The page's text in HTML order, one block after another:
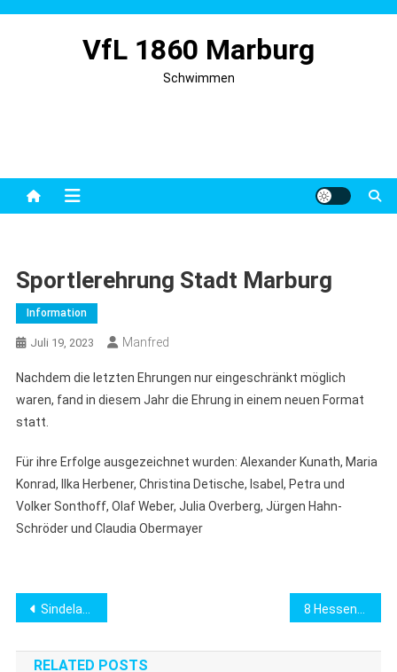
VfL 1860 Marburg
Schwimmen
Sportlerehrung Stadt Marburg
Information
Juli 19, 2023 Manfred
Nachdem die letzten Ehrungen nur eingeschränkt möglich
waren, fand in diesem Jahr die Ehrung in einem neuen Format
statt.
Für ihre Erfolge ausgezeichnet wurden: Alexander Kunath, Maria
Konrad, Ilka Herbener, Christina Detische, Isabel, Petra und
Volker Sonthoff, Olaf Weber, Julia Overberg, Jürgen Hahn-
Schröder und Claudia Obermayer
Beitragsnavigation
Sindelarova und Langenbach sind Hessenmeister
RELATED POSTS